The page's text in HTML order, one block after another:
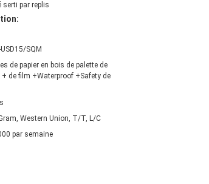
serti par replis
SQM
de papier en bois de palette de
de film +Waterproof +Safety de
Western Union, T/T, L/C
par semaine